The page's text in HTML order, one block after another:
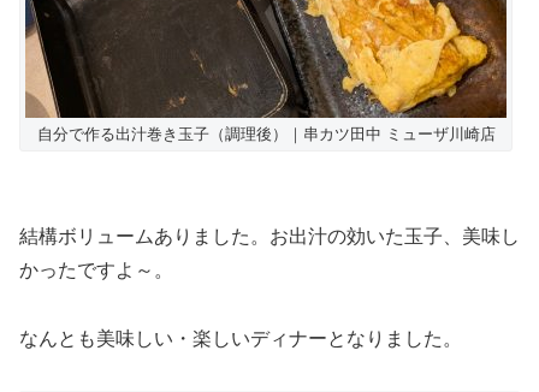
自分で作る出汁巻き玉子（調理後）｜串カツ田中 ミューザ川崎店
結構ボリュームありました。お出汁の効いた玉子、美味し
かったですよ～。
なんとも美味しい・楽しいディナーとなりました。